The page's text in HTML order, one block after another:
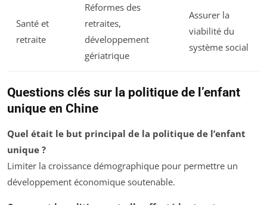
Santé et
retraite
Réformes des
retraites,
développement
gériatrique
Assurer la
viabilité du
système social
Questions clés sur la politique de l’enfant
unique en Chine
Quel était le but principal de la politique de l’enfant
unique ?
Limiter la croissance démographique pour permettre un
développement économique soutenable.